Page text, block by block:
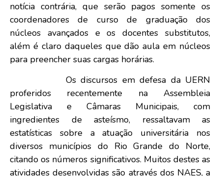
notícia contrária, que serão pagos somente os
coordenadores de curso de graduação dos
núcleos avançados e os docentes substitutos,
além é claro daqueles que dão aula em núcleos
para preencher suas cargas horárias.
Os discursos em defesa da UERN
proferidos recentemente na Assembleia
Legislativa e Câmaras Municipais, com
ingredientes de asteísmo, ressaltavam as
estatísticas sobre a atuação universitária nos
diversos municípios do Rio Grande do Norte,
citando os números significativos. Muitos destes as
atividades desenvolvidas são através dos NAES, a